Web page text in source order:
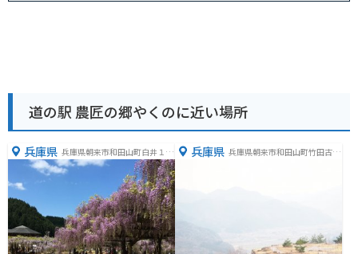
道の駅 農匠の郷やくのに近い場所
兵庫県 兵庫県朝来市和田山町白井１０
０８
兵庫県 兵庫県朝来市和田山町竹田古城